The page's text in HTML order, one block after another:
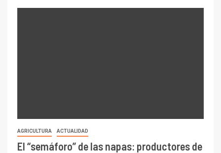
AGRICULTURA ACTUALIDAD
El “semáforo” de las napas: productores de